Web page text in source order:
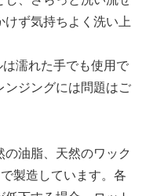
ず気持ちよく洗い上
濡れた手でも使用で
ンジングには問題はご
油脂、天然のワック
製造しています。各